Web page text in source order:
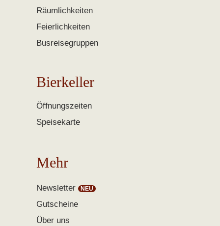
Räumlichkeiten
Feierlichkeiten
Busreisegruppen
Bierkeller
Öffnungszeiten
Speisekarte
Mehr
Newsletter
Gutscheine
Über uns